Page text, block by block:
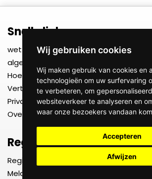
Wij gebruiken cookies
Wij maken gebruik van cookies en
technologieën om uw surfervaring
te verbeteren, om
websiteverkeer te analyseren en
waar onze bezoekers vandaan
Accepteren
Afwijzen
Snelle links
wettelijk
algemene voorwaarden
Hoe het werkt
Vertrouwen, veiligheid en verzekering
Privacybeleid
Over ons
Registreren
Registreer als gebruiker
Meld u aan als dienstverlener